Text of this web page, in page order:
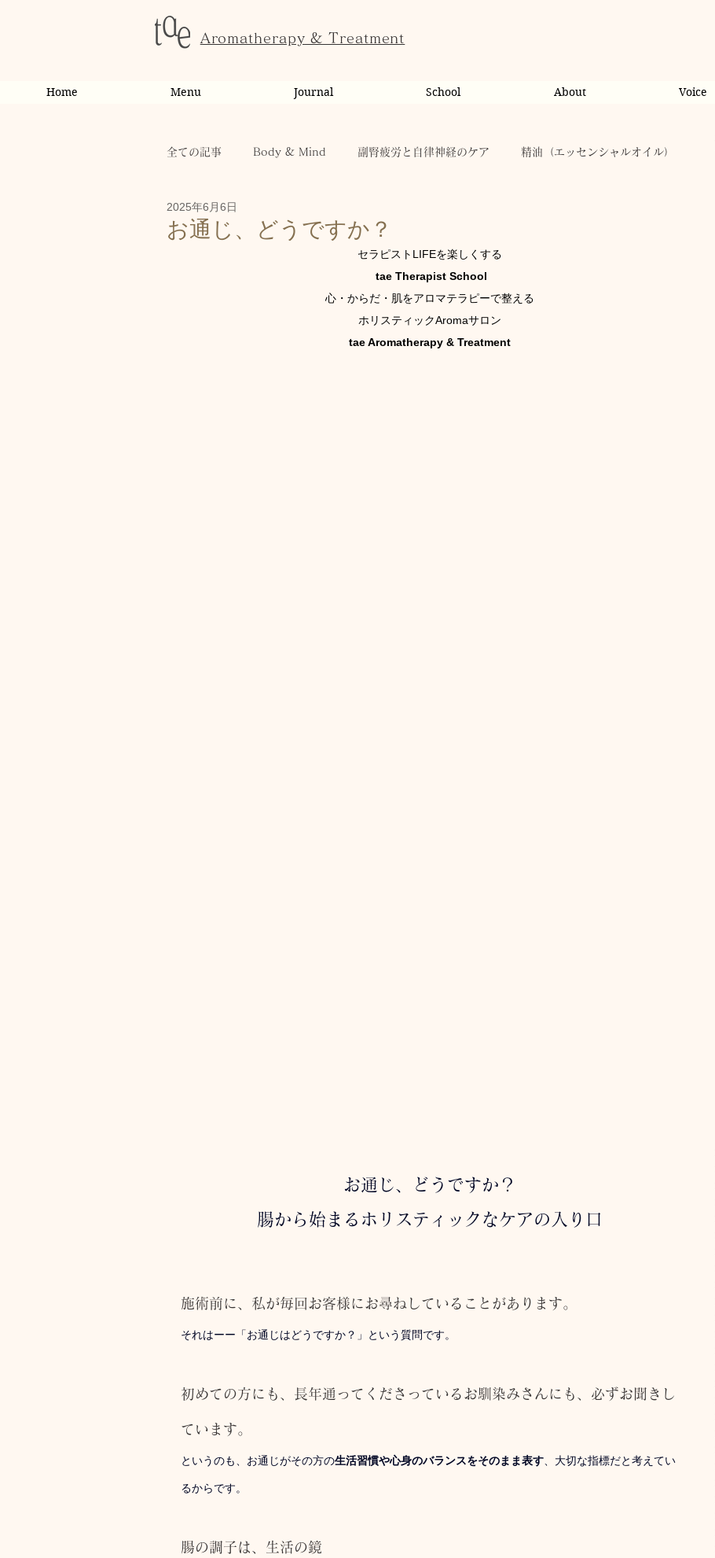
Aromatherapy & Treatment
Home Menu Journal School About Voice
全ての記事 Body & Mind 副腎疲労と自律神経のケア 精油（エッセンシャルオイル）
お客様の変化・ご感想
からだのこと tae Therapist School
taeAromaサロン お稽古
お通じ、どうですか？
2025年6月6日
セラピストLIFEを楽しくする
tae Therapist School
心・からだ・肌をアロマテラピーで整える
ホリスティックAromaサロン
tae Aromatherapy & Treatment
お通じ、どうですか？
腸から始まるホリスティックなケアの入り口
施術前に、私が毎回お客様にお尋ねしていることがあります。
それはーー「お通じはどうですか？」という質問です。
初めての方にも、長年通ってくださっているお馴染みさんにも、必ずお聞きし
ています。
というのも、お通じがその方の生活習慣や心身のバランスをそのまま表す、大切な指標だと考えてい
るからです。
腸の調子は、生活の鏡